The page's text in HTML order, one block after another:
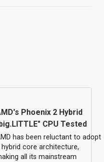
Phoenix 2 Hybrid
CPU Tested
has been reluctant to adopt
hybrid core architecture,
all its mainstream